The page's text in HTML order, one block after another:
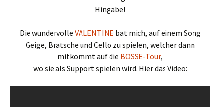
Hingabe!
Die wundervolle VALENTINE bat mich, auf einem Song
Geige, Bratsche und Cello zu spielen, welcher dann
mitkommt auf die BOSSE-Tour,
wo sie als Support spielen wird. Hier das Video: